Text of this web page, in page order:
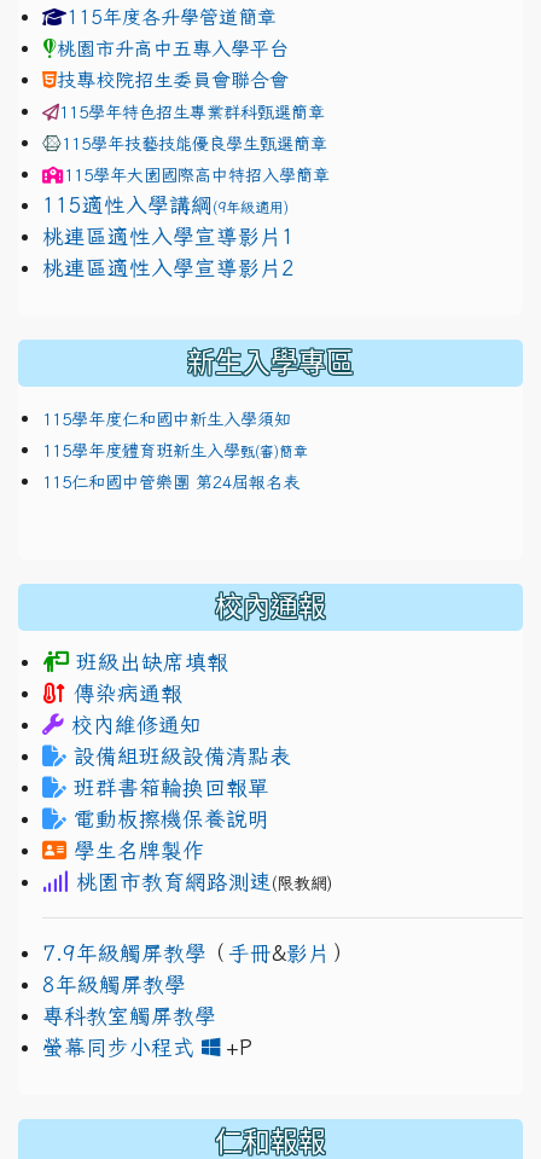
link to https://www.jhjhs.tyc.edu.tw/modules/
115年度各升學管道簡章
桃園市升高中五專入學平台
技專校院招生委員會聯合會
115學年特色招生專業群科甄選簡章
115學年技藝技能優良學生甄選簡章
115學年大園國際高中特招入學簡章
115適性入學講綱 (9年級適用)
link to https://docs.google.com/presentation/d/
桃連區適性入學宣導影片1
link to https://docs.google.com/presentation/d/
桃連區適性入學宣導影片2
新生入學專區
115學年度仁和國中新生入學須知
115學年度體育班新生入學甄(審)簡章
115仁和國中管樂團 第24屆報名表
校內通報
班級出缺席填報
傳染病通報
校內維修通知
設備組班級設備清點表
班群書箱輪換回報單
電動板擦機保養說明
學生名牌製作
桃園市教育網路測速 (限教網)
7.9年級觸屏教學 （ 手冊&影片 ）
8年級觸屏教學
專科教室觸屏教學
螢幕同步小程式
+P
仁和報報